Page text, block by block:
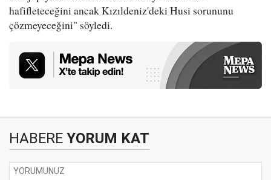
hafifleteceğini ancak Kızıldeniz'deki Husi sorununu
çözmeyeceğini" söyledi.
HABERE YORUM KAT